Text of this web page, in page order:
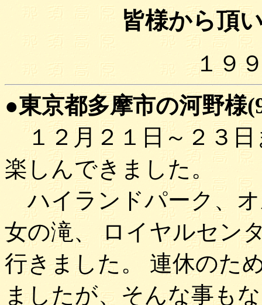
皆様から頂
１９
●東京都多摩市の河野様
１２月２１日～２３日
楽しんできました。
ハイランドパーク、
女の滝、 ロイヤルセン
行きました。 連休のた
ましたが、そんな事も